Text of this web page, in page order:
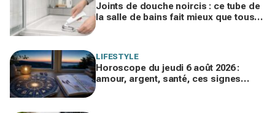
Joints de douche noircis : ce tube de
la salle de bains fait mieux que tous
LIFESTYLE
Horoscope du jeudi 6 août 2026 :
amour, argent, santé, ces signes